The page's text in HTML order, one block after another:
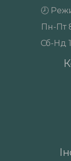
🕗
Пн-Пт
Сб-Нд